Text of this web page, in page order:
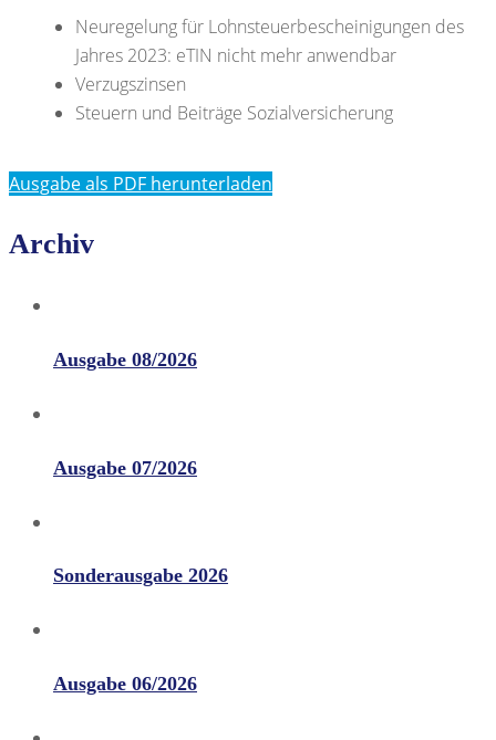
Neuregelung für Lohnsteuerbescheinigungen des
Jahres 2023: eTIN nicht mehr anwendbar
Verzugszinsen
Steuern und Beiträge Sozialversicherung
Ausgabe als PDF herunterladen
Archiv
Ausgabe 08/2026
Ausgabe 07/2026
Sonderausgabe 2026
Ausgabe 06/2026